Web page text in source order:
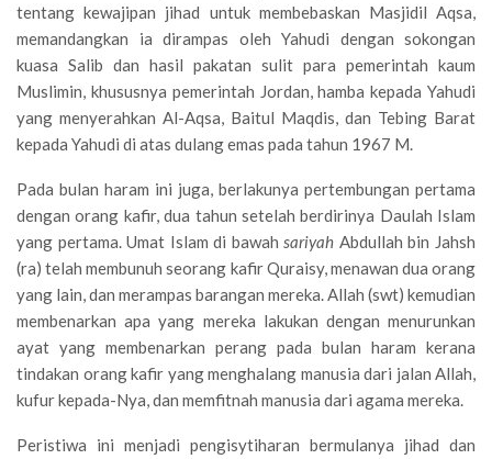
tentang kewajipan jihad untuk membebaskan Masjidil Aqsa,
memandangkan ia dirampas oleh Yahudi dengan sokongan
kuasa Salib dan hasil pakatan sulit para pemerintah kaum
Muslimin, khususnya pemerintah Jordan, hamba kepada Yahudi
yang menyerahkan Al-Aqsa, Baitul Maqdis, dan Tebing Barat
kepada Yahudi di atas dulang emas pada tahun 1967 M.
Pada bulan haram ini juga, berlakunya pertembungan pertama
dengan orang kafir, dua tahun setelah berdirinya Daulah Islam
yang pertama. Umat Islam di bawahsariyah Abdullah bin Jahsh
(ra) telah membunuh seorang kafir Quraisy, menawan dua orang
yang lain, dan merampas barangan mereka. Allah (swt) kemudian
membenarkan apa yang mereka lakukan dengan menurunkan
ayat yang membenarkan perang pada bulan haram kerana
tindakan orang kafir yang menghalang manusia dari jalan Allah,
kufur kepada-Nya, dan memfitnah manusia dari agama mereka.
Peristiwa ini menjadi pengisytiharan bermulanya jihad dan